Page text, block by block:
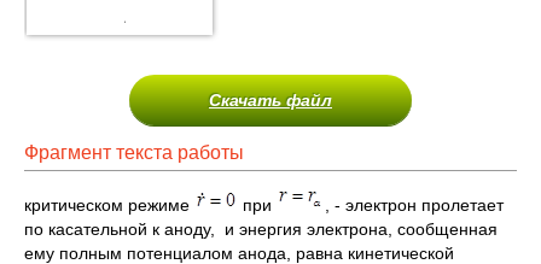
Скачать файл
Фрагмент текста работы
критическом режиме при
, - электрон пролетает
по касательной к аноду, и энергия электрона, сообщенная
ему полным потенциалом анода, равна кинетической